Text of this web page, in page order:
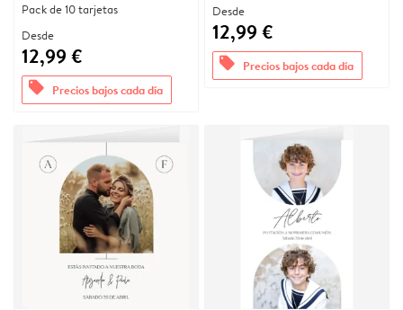
Pack de 10 tarjetas
Desde
12,99 €
offers Precios bajos cada día
Desde
12,99 €
offers Precios bajos cada día